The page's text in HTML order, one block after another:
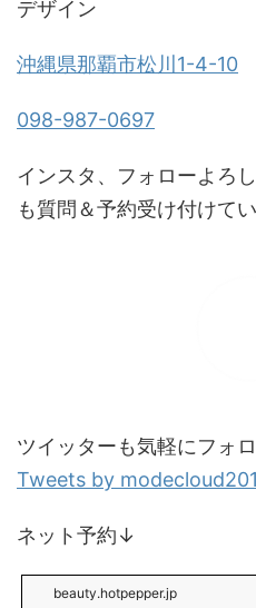
デザイン
沖縄県那覇市松川1-4-10
098-987-0697
インスタ、フォローよろ
も質問＆予約受け付けてい
ツイッターも気軽にフォ
Tweets by
ネット予約↓
beauty.hotpepper.jp